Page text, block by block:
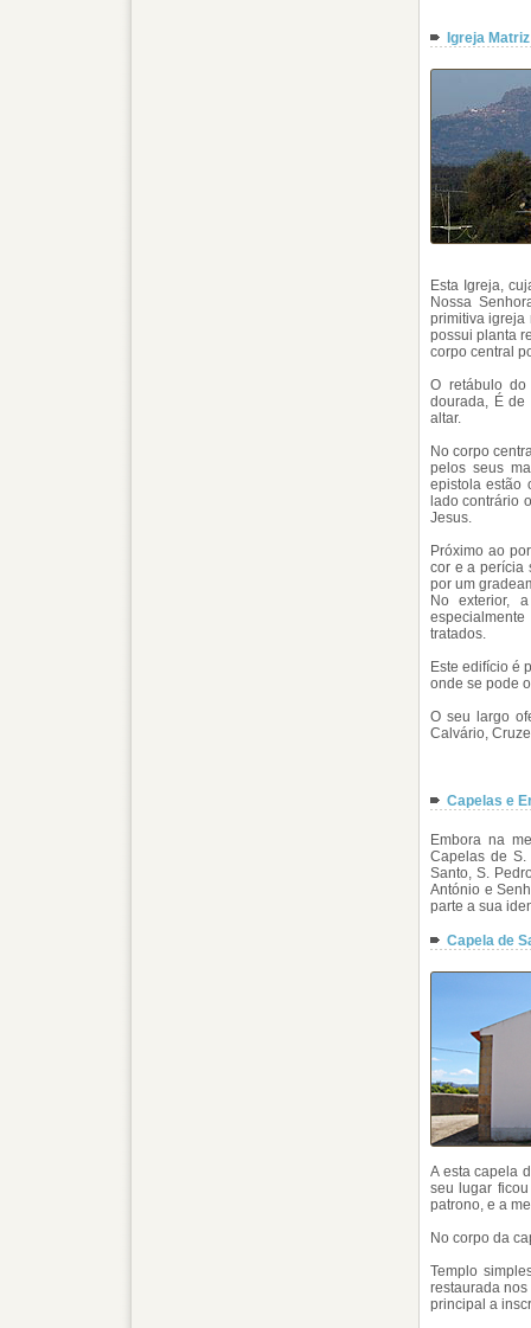
Igreja
Esta Igreja,
Nossa
primitiva igreja
possui planta
corpo central
O retábulo
dourada, É de
altar.
No corpo
pelos seus
epistola estão
lado contrário
Jesus.
Próximo ao
cor e a perícia
por um
No exterior,
tratados.
Este edifício é
onde se pode
O seu largo
Calvário,
Capelas e
Embora na
Capelas de S.
Santo, S.
António e
parte a sua
Capela de
A esta capela
seu lugar
patrono, e a
No corpo da
Templo
restaurada
principal a